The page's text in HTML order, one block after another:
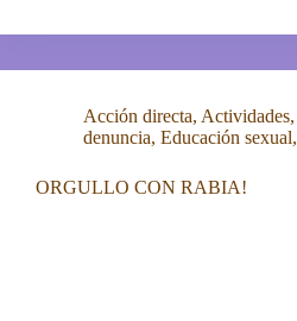
Acción directa, Actividades,
denuncia, Educación sexual,
ORGULLO CON RABIA!